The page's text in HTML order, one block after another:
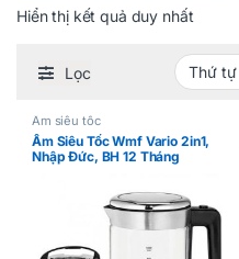
Hiển thị kết quả duy nhất
Lọc
Ấm siêu tốc
Ấm Siêu Tốc Wmf Vario 2in1,
Nhập Đức, BH 12 Tháng